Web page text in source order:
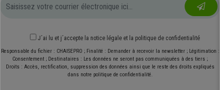
J´ai lu et j´accepte la notice légale et la politique de confidentialité
Responsable du fichier : CHAISEPRO ; Finalité : Demander à recevoir la newsletter ; Légitimation :
Consentement ; Destinataires : Les données ne seront pas communiquées à des tiers ;
Droits : Accès, rectification, suppression des données ainsi que le reste des droits expliqués
dans notre politique de confidentialité.